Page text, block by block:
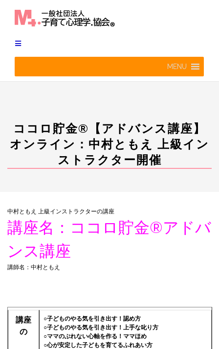
MENU
ココロ貯金®︎【アドバンス講座】
オンライン：中村ともえ 上級イン
ストラクター開催
中村ともえ 上級インストラクターの講座
講座名：ココロ貯金®︎アドバ
ンス講座
講師名：中村ともえ
講座
の
○子どものやる気を引き出す！認め方
○子どものやる気を引き出す！上手な叱り方
○ママのぶれない心軸を作る！ママほめ
○心が安定した子どもを育てるふれあい方